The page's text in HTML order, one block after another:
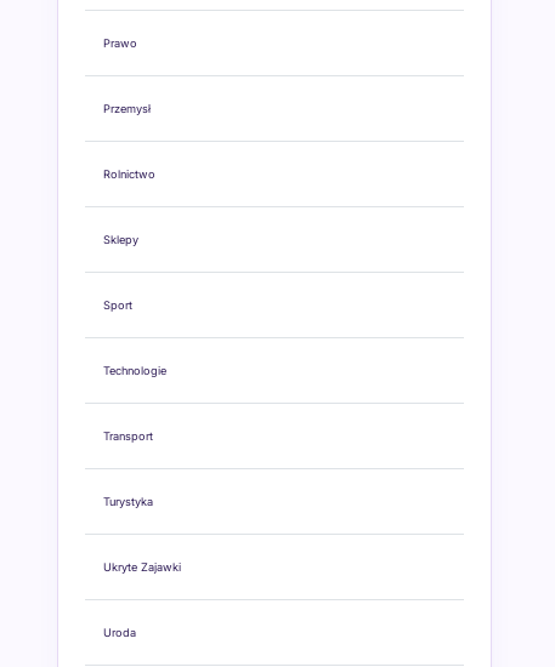
Prawo
Przemysł
Rolnictwo
Sklepy
Sport
Technologie
Transport
Turystyka
Ukryte Zajawki
Uroda